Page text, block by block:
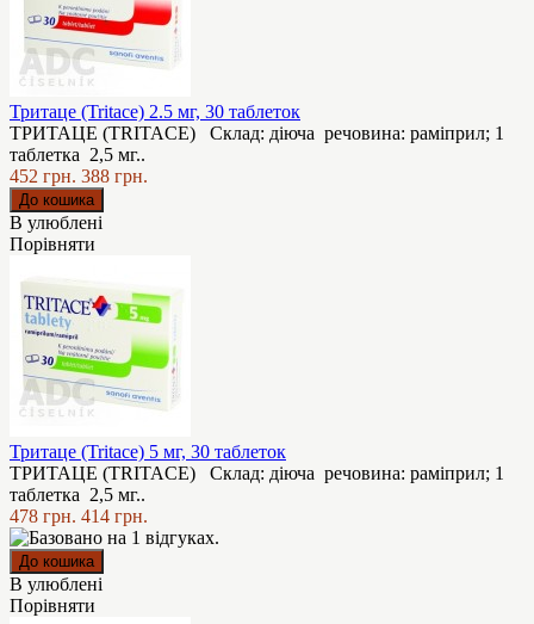
Тритаце (Tritace) 2.5 мг, 30 таблеток
ТРИТАЦЕ (TRITACE) Склад: діюча речовина: раміприл; 1
таблетка 2,5 мг..
452 грн. 388 грн.
В улюблені
Порівняти
Тритаце (Tritace) 5 мг, 30 таблеток
ТРИТАЦЕ (TRITACE) Склад: діюча речовина: раміприл; 1
таблетка 2,5 мг..
478 грн. 414 грн.
В улюблені
Порівняти